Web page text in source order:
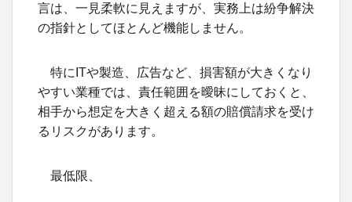
言は、一見柔軟に見えますが、実務上は紛争解決
の指針としてほとんど機能しません。
特に ITや製造、広告など、損害額が大きくなり
やすい業種では、責任範囲を曖昧にしておくと、
相手から想定を大きく超える額の賠償請求を受け
るリスクがあります。
最低限、